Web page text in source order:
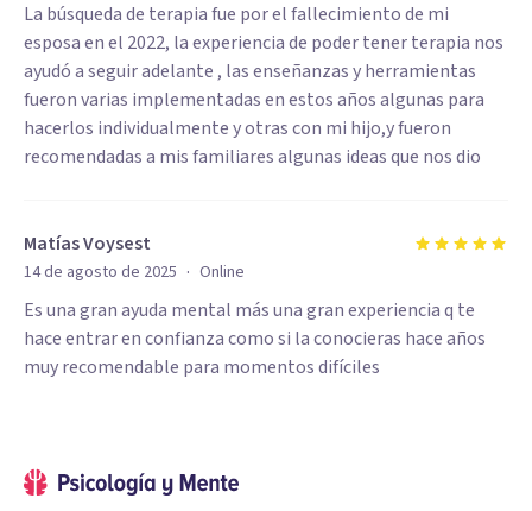
La búsqueda de terapia fue por el fallecimiento de mi
esposa en el 2022, la experiencia de poder tener terapia nos
ayudó a seguir adelante , las enseñanzas y herramientas
fueron varias implementadas en estos años algunas para
hacerlos individualmente y otras con mi hijo,y fueron
recomendadas a mis familiares algunas ideas que nos dio
Matías Voysest
14 de agosto de 2025 · Online
Es una gran ayuda mental más una gran experiencia q te
hace entrar en confianza como si la conocieras hace años
muy recomendable para momentos difíciles